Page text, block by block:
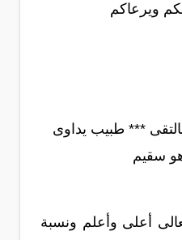
ويرعاكم
*** طبيب يداوى
سقيم
أعلى وأعلم ونسبة